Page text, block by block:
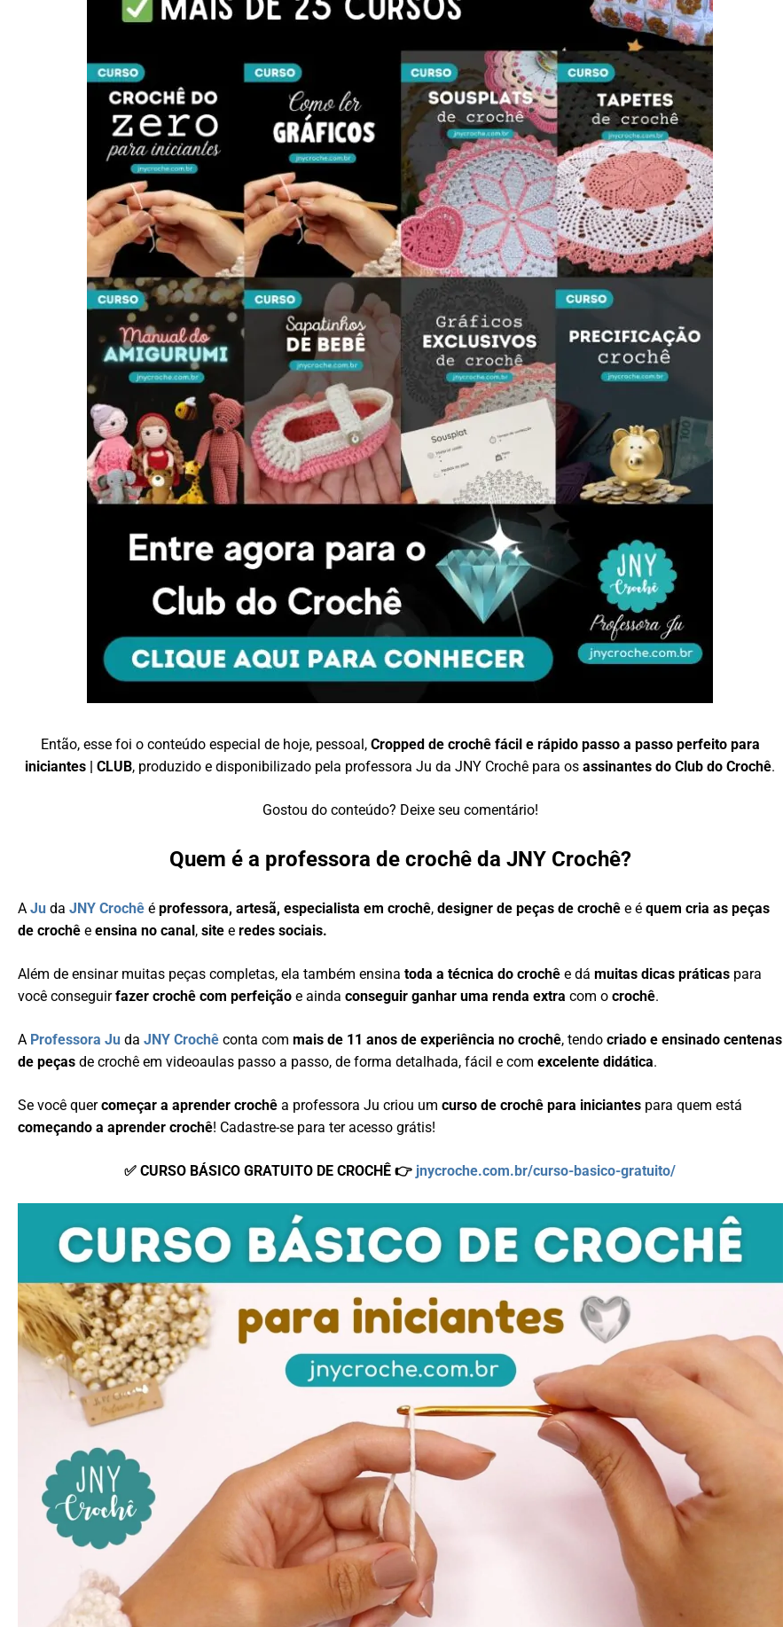
Então, esse foi o conteúdo especial de hoje, pessoal, Cropped de crochê fácil e rápido passo a passo perfeito para
iniciantes | CLUB, produzido e disponibilizado pela professora Ju da JNY Crochê para osassinantes do Club do Crochê.
Gostou do conteúdo? Deixe seu comentário!
Quem é a professora de crochê da JNY Crochê?
AJu daJNY Crochê é professora, artesã, especialista em crochê,designer de peças de crochê e équem cria as peças
de crochê eensina no canal,site eredes sociais.
Além de ensinar muitas peças completas, ela também ensinatoda a técnica do crochê e dámuitas dicas práticas para
você conseguirfazer crochê com perfeiçãoe aindaconseguir ganhar uma renda extra com ocrochê.
A Professora Ju daJNY Crochê conta commais de 11 anos de experiência no crochê, tendocriado e ensinado centenas
de peças de crochê em videoaulas passo a passo, de forma detalhada, fácil e comexcelente didática.
Se você quercomeçar a aprender crochê a professora Ju criou umcurso de crochê para iniciantes para quem está
começando a aprender crochê! Cadastre-se para ter acesso grátis!
✅ CURSO BÁSICO GRATUITO DE CROCHÊ 👉 jnycroche.com.br/curso-basico-gratuito/